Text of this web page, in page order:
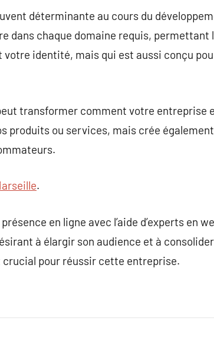
déterminante au cours du
dans chaque domaine requis, permettant
identité, mais qui est aussi conçu
transformer comment votre entreprise
produits ou services, mais crée
.
en ligne avec l’aide d’experts en
à élargir son audience et à
pour réussir cette entreprise.